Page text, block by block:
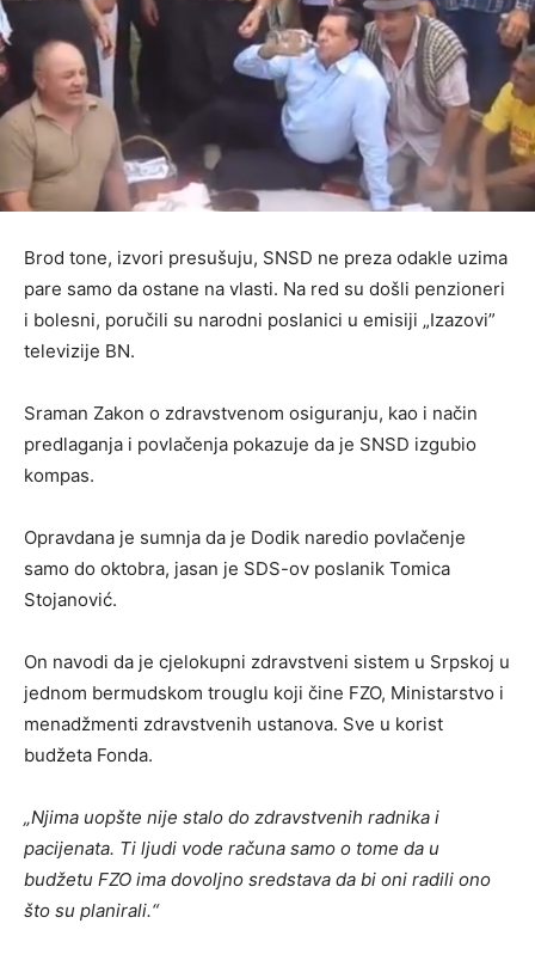
Brod tone, izvori presušuju, SNSD ne preza odakle uzima
pare samo da ostane na vlasti. Na red su došli penzioneri
i bolesni, poručili su narodni poslanici u emisiji „Izazovi”
televizije BN.
Sraman Zakon o zdravstvenom osiguranju, kao i način
predlaganja i povlačenja pokazuje da je SNSD izgubio
kompas.
Opravdana je sumnja da je Dodik naredio povlačenje
samo do oktobra, jasan je SDS-ov poslanik Tomica
Stojanović.
On navodi da je cjelokupni zdravstveni sistem u Srpskoj u
jednom bermudskom trouglu koji čine FZO, Ministarstvo i
menadžmenti zdravstvenih ustanova. Sve u korist
budžeta Fonda.
„Njima uopšte nije stalo do zdravstvenih radnika i
pacijenata. Ti ljudi vode računa samo o tome da u
budžetu FZO ima dovoljno sredstava da bi oni radili ono
što su planirali.“